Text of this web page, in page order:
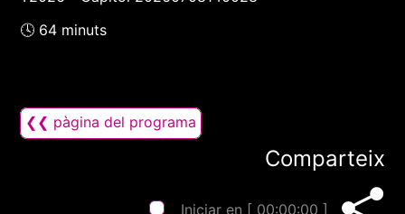
🕓 64 minuts
❮❮ pàgina del programa
Comparteix
Iniciar en [ 00:00:00 ]